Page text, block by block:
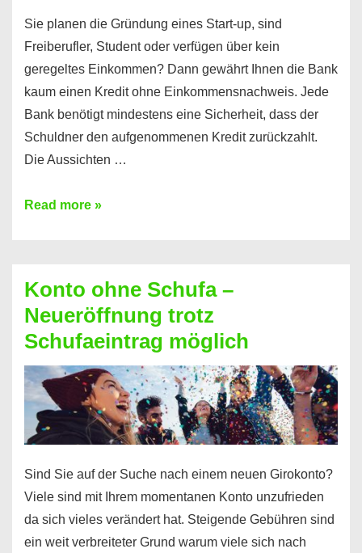
Sie planen die Gründung eines Start-up, sind
Freiberufler, Student oder verfügen über kein
geregeltes Einkommen? Dann gewährt Ihnen die Bank
kaum einen Kredit ohne Einkommensnachweis. Jede
Bank benötigt mindestens eine Sicherheit, dass der
Schuldner den aufgenommenen Kredit zurückzahlt.
Die Aussichten …
Mit
Sie
einen
Kredit
ohne
Einkommensnachweis
Read more »
Konto ohne Schufa –
Neueröffnung trotz
Schufaeintrag möglich
Sind Sie auf der Suche nach einem neuen Girokonto?
Viele sind mit Ihrem momentanen Konto unzufrieden
da sich vieles verändert hat. Steigende Gebühren sind
ein weit verbreiteter Grund warum viele sich nach